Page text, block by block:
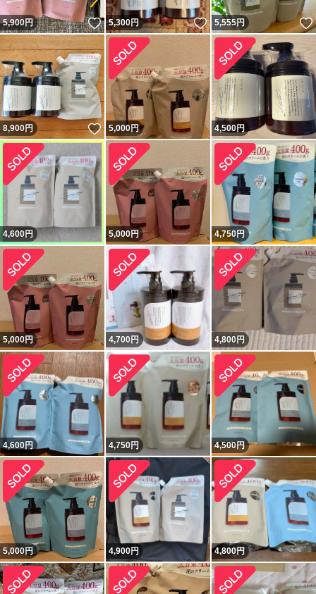
5,900円 いいね！
5,300円 いいね！
5,555円
8,900円 いいね！
5,000円 4,500円
4,600円 5,000円 4,750円
5,000円 4,700円 4,800円
4,600円 4,750円 4,500円
5,000円 4,900円 4,800円